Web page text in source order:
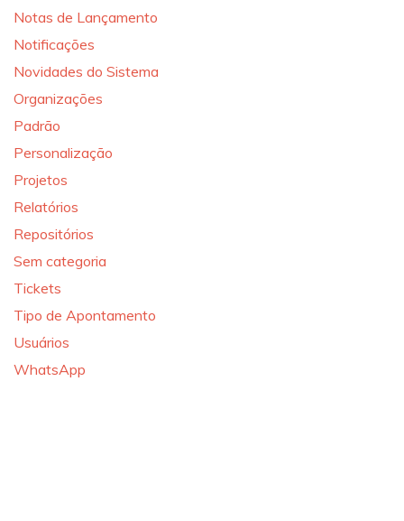
Notas de Lançamento
Notificações
Novidades do Sistema
Organizações
Padrão
Personalização
Projetos
Relatórios
Repositórios
Sem categoria
Tickets
Tipo de Apontamento
Usuários
WhatsApp